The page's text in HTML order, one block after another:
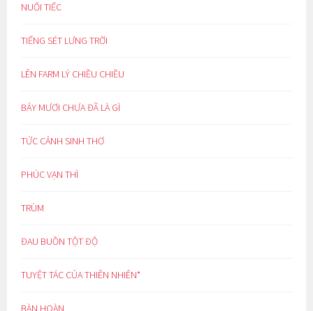
NUỐI TIẾC
TIẾNG SÉT LƯNG TRỜI
LÊN FARM LÝ CHIỀU CHIỀU
BẢY MƯƠI CHƯA ĐÃ LÀ GÌ
TỨC CẢNH SINH THƠ
PHÚC VẠN THÌ
TRÙM
ĐAU BUỒN TỘT ĐỘ
TUYỆT TÁC CỦA THIÊN NHIÊN*
BÀN HOÀN